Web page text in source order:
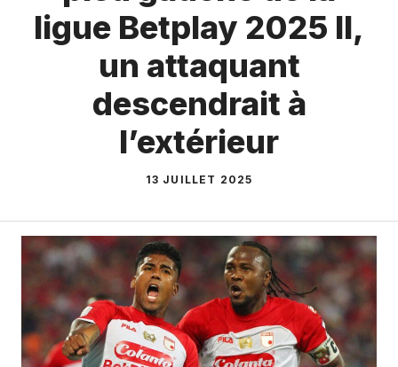
ligue Betplay 2025 II,
un attaquant
descendrait à
l’extérieur
13 JUILLET 2025